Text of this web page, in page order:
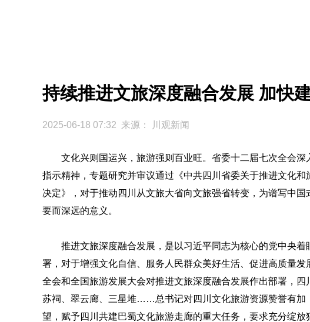
持续推进文旅深度融合发展 加快
2025-06-18 07:32 来源： 川观新闻
文化兴则国运兴，旅游强则百业旺。省委十二届七次全会
指示精神，专题研究并审议通过《中共四川省委关于推进文化
决定》，对于推动四川从文旅大省向文旅强省转变，为谱写中
要而深远的意义。
推进文旅深度融合发展，是以习近平同志为核心的党中央
署，对于增强文化自信、服务人民群众美好生活、促进高质量
全会和全国旅游发展大会对推进文旅深度融合发展作出部署，
苏祠、翠云廊、三星堆……总书记对四川文化旅游资源赞誉有加
望，赋予四川共建巴蜀文化旅游走廊的重大任务，要求充分绽